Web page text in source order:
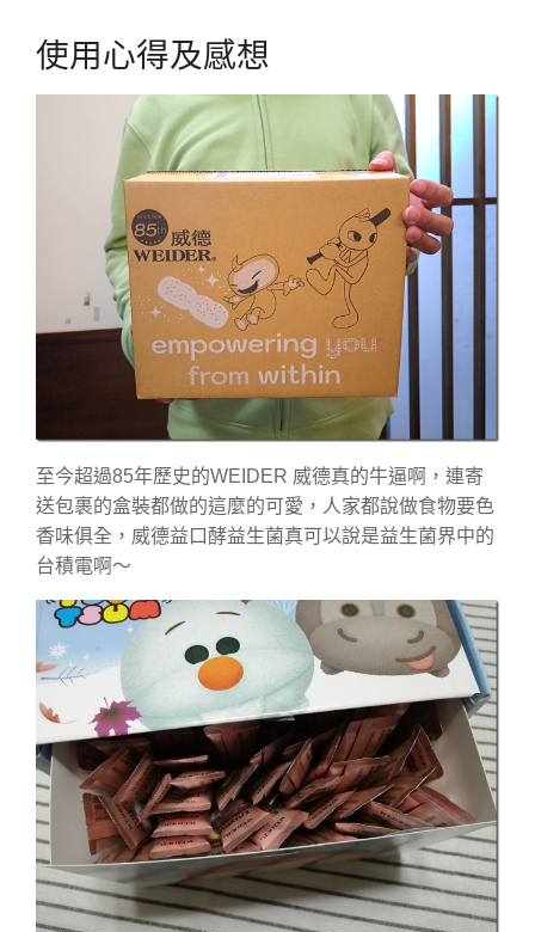
使用心得及感想
至今超過85年歷史的WEIDER 威德真的牛逼啊，連寄
送包裹的盒裝都做的這麼的可愛，人家都說做食物要色
香味俱全，威德益口酵益生菌真可以說是益生菌界中的
台積電啊～